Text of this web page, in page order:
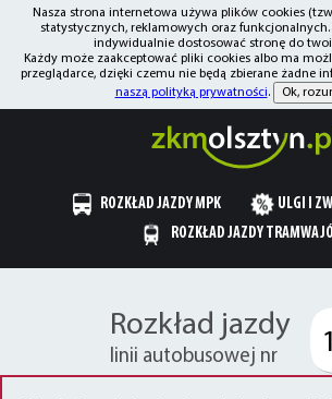
Nasza strona internetowa używa plików cookies
statystycznych, reklamowych oraz
indywidualnie dostosować stronę do
Każdy może zaakceptować pliki cookies albo ma
przeglądarce, dzięki czemu nie będą zbierane żadne
naszą polityką prywatności. Ok,
ROZKŁAD JAZDY MPK
ULGI I
ROZKŁAD JAZDY
Rozkład jazdy
linii autobusowej nr